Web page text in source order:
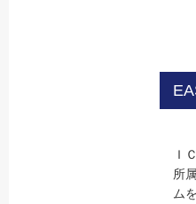
Ｉ
所
ム